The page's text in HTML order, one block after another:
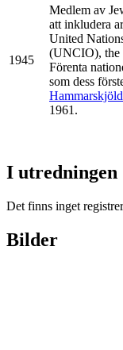
1945
Medlem av
att inkludera
United
(UNCIO), the
Förenta
som dess
Hammarskjöld
1961.
I utredningen
Det finns inget
Bilder